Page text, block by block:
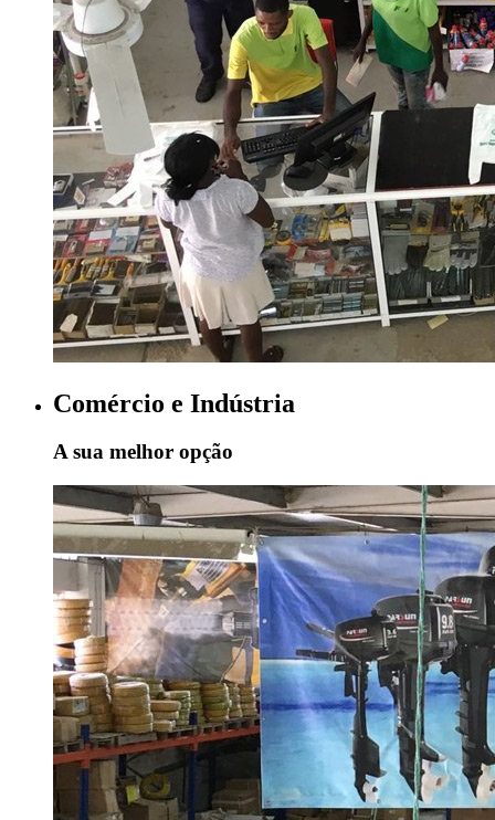
Comércio e Indústria
A sua melhor opção